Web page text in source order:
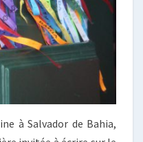
à Salvador de Bahia,